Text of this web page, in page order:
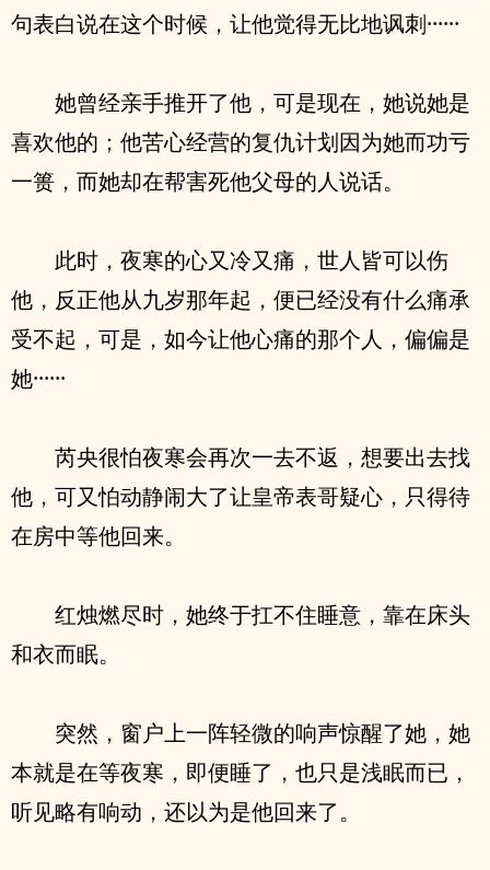
句表白说在这个时候，让他觉得无比地讽刺······
她曾经亲手推开了他，可是现在，她说她是
喜欢他的；他苦心经营的复仇计划因为她而功亏
一篑，而她却在帮害死他父母的人说话。
此时，夜寒的心又冷又痛，世人皆可以伤
他，反正他从九岁那年起，便已经没有什么痛承
受不起，可是，如今让他心痛的那个人，偏偏是
她······
芮央很怕夜寒会再次一去不返，想要出去找
他，可又怕动静闹大了让皇帝表哥疑心，只得待
在房中等他回来。
红烛燃尽时，她终于扛不住睡意，靠在床头
和衣而眠。
突然，窗户上一阵轻微的响声惊醒了她，她
本就是在等夜寒，即便睡了，也只是浅眠而已，
听见略有响动，还以为是他回来了。